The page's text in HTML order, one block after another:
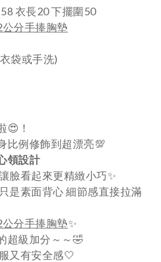
衣長20 下擺圍50
分手捧胸墊
袋或手洗)
😍！
比例修飾到超漂亮💯
領設計
臉看起來更精緻小巧✨
是素面背心 細節感直接拉滿
分手捧胸墊✨
超級加分～～🤣
又有安全感🤍